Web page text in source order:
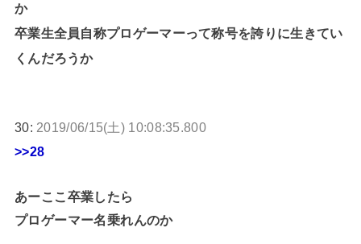
か
卒業生全員自称プロゲーマーって称号を誇りに生きてい
くんだろうか
30: 2019/06/15(土) 10:08:35.800
>>28
あーここ卒業したら
プロゲーマー名乗れんのか